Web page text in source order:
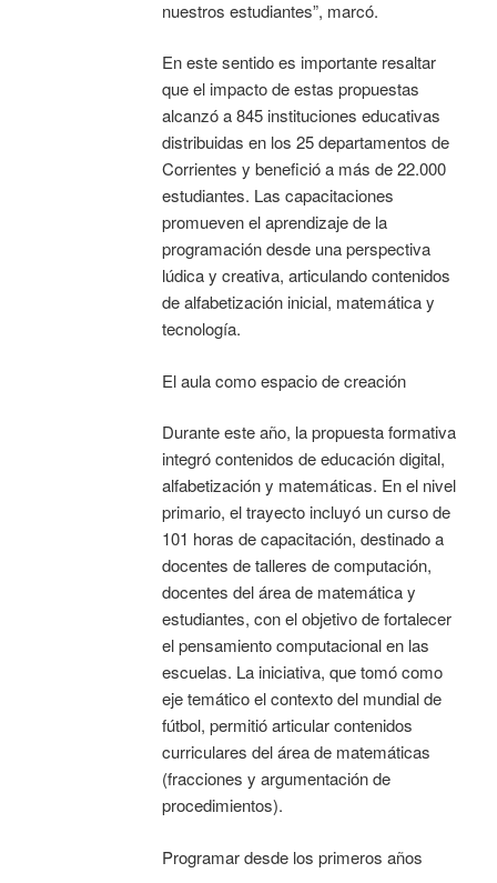
nuestros estudiantes”, marcó.
En este sentido es importante resaltar
que el impacto de estas propuestas
alcanzó a 845 instituciones educativas
distribuidas en los 25 departamentos de
Corrientes y benefició a más de 22.000
estudiantes. Las capacitaciones
promueven el aprendizaje de la
programación desde una perspectiva
lúdica y creativa, articulando contenidos
de alfabetización inicial, matemática y
tecnología.
El aula como espacio de creación
Durante este año, la propuesta formativa
integró contenidos de educación digital,
alfabetización y matemáticas. En el nivel
primario, el trayecto incluyó un curso de
101 horas de capacitación, destinado a
docentes de talleres de computación,
docentes del área de matemática y
estudiantes, con el objetivo de fortalecer
el pensamiento computacional en las
escuelas. La iniciativa, que tomó como
eje temático el contexto del mundial de
fútbol, permitió articular contenidos
curriculares del área de matemáticas
(fracciones y argumentación de
procedimientos).
Programar desde los primeros años